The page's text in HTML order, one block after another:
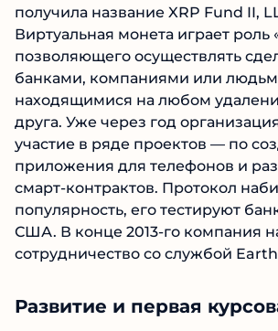
получила название XRP Fund II,
Виртуальная монета играет роль
позволяющего осуществлять
банками, компаниями или
находящимися на любом
друга. Уже через год
участие в ряде проектов — по
приложения для телефонов и
смарт-контрактов. Протокол
популярность, его тестируют
США. В конце 2013-го компания
сотрудничество со службой
Развитие и первая